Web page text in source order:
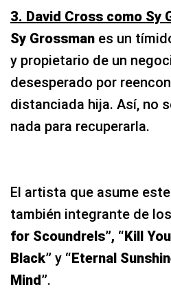
3. David Cross como Sy
Sy Grossman es un
y propietario de un
desesperado por
distanciada hija. Así, no
nada para recuperarla.
El artista que asume
también integrante de
for Scoundrels”, “Kill
Black” y “Eternal
Mind”.